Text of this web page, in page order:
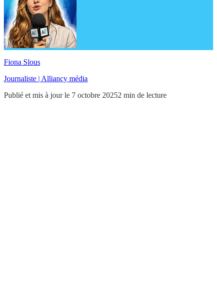
Fiona Slous
Journaliste | Alliancy média
Publié et mis à jour le 7 octobre 20252 min de lecture